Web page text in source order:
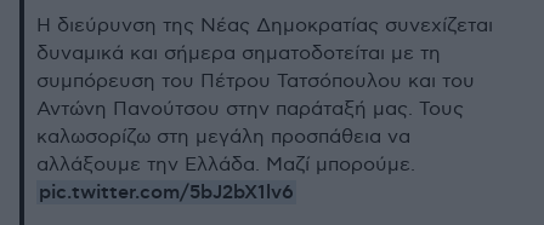
Η διεύρυνση της Νέας Δημοκρατίας συνεχίζεται
δυναμικά και σήμερα σηματοδοτείται με τη
συμπόρευση του Πέτρου Τατσόπουλου και του
Αντώνη Πανούτσου στην παράταξή μας. Τους
καλωσορίζω στη μεγάλη προσπάθεια να
αλλάξουμε την Ελλάδα. Μαζί μπορούμε.
pic.twitter.com/5bJ2bX1lv6